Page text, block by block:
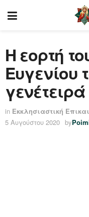
Η εορτή
Ευγενίου
in Εκκλησιαστική
5 Αυγούστου 2020 by